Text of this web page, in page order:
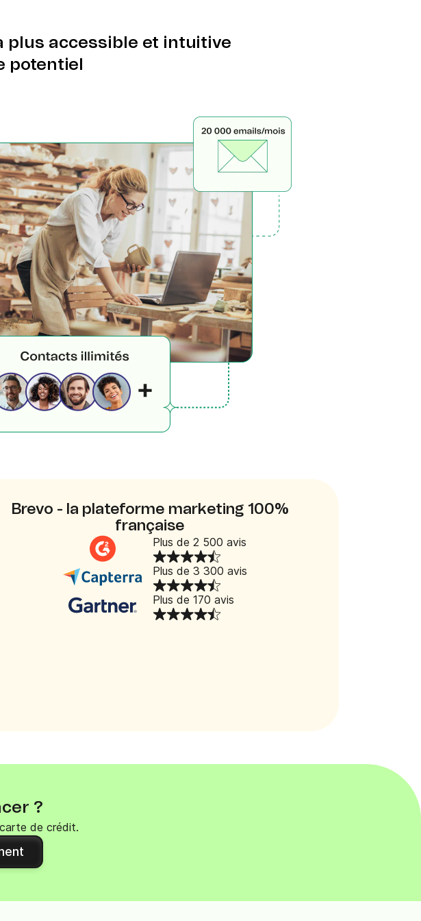
plus accessible et intuitive
potentiel
Brevo - la plateforme marketing 100%
française
Plus de 2 500 avis
Plus de 3 300 avis
Plus de 170 avis
?
de crédit.